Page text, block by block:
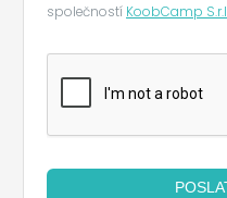
společností KoobCamp S.r.l